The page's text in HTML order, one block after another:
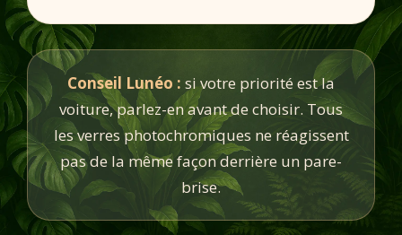
Conseil Lunéo : si votre priorité est la
voiture, parlez-en avant de choisir. Tous
les verres photochromiques ne réagissent
pas de la même façon derrière un pare-
brise.